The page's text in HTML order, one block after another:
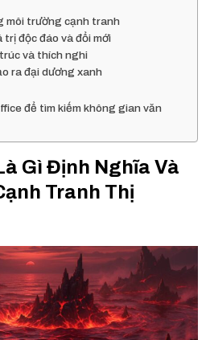
môi trường cạnh tranh
độc đáo và đổi mới
và thích nghi
ra đại dương xanh
để tìm kiếm không gian văn
Gì Định Nghĩa Và
Tranh Thị